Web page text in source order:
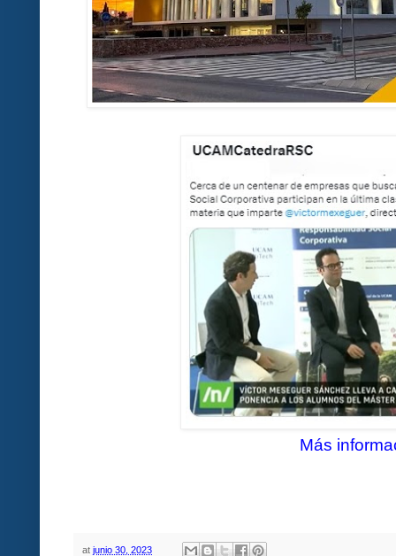
Más
at junio 30, 2023